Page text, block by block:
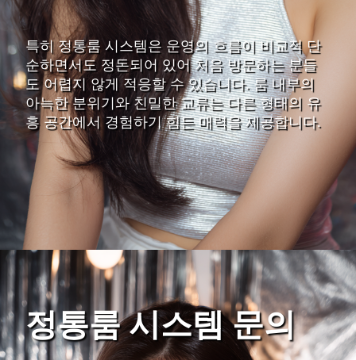
특히 정통룸 시스템은 운영의 흐름이 비교적 단
순하면서도 정돈되어 있어 처음 방문하는 분들
도 어렵지 않게 적응할 수 있습니다. 룸 내부의
아늑한 분위기와 친밀한 교류는 다른 형태의 유
흥 공간에서 경험하기 힘든 매력을 제공합니다.
정통룸 시스템 문의